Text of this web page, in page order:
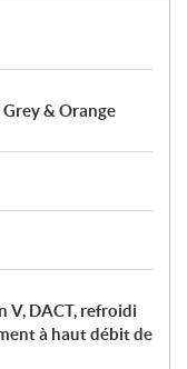
& Orange
V, DACT, refroidi
à haut débit de